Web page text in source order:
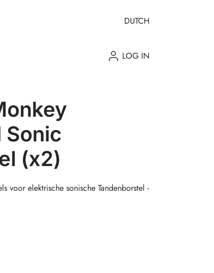
DUTCH
LOG IN
(x2)
voor elektrische sonische Tandenborstel -